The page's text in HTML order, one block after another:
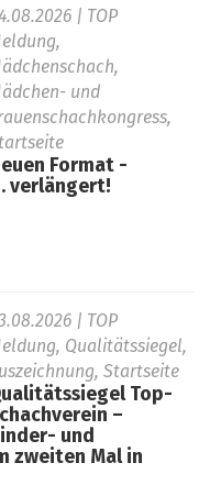
| TOP
und
Format -
verlängert!
| TOP
Qualitätssiegel,
Startseite
Top-
–
und
zweiten Mal in